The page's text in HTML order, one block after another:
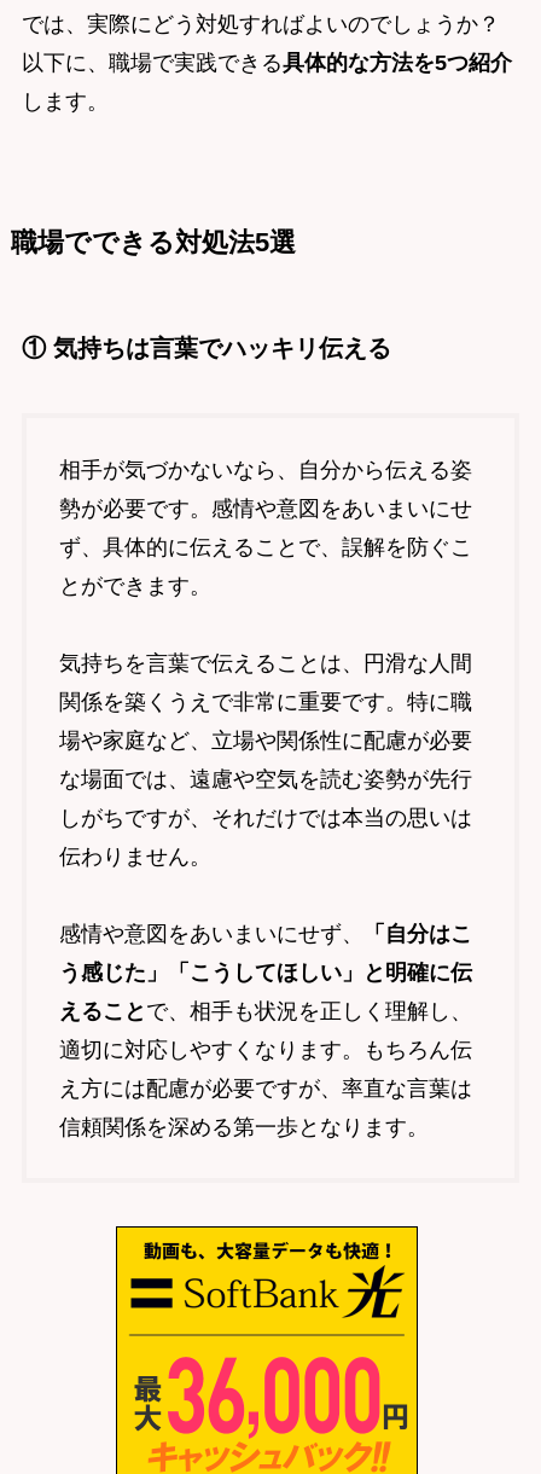
では、実際にどう対処すればよいのでしょうか？
以下に、職場で実践できる具体的な方法を5つ紹介
します。
職場でできる対処法5選
① 気持ちは言葉でハッキリ伝える
相手が気づかないなら、自分から伝える姿
勢が必要です。感情や意図をあいまいにせ
ず、具体的に伝えることで、誤解を防ぐこ
とができます。
気持ちを言葉で伝えることは、円滑な人間
関係を築くうえで非常に重要です。特に職
場や家庭など、立場や関係性に配慮が必要
な場面では、遠慮や空気を読む姿勢が先行
しがちですが、それだけでは本当の思いは
伝わりません。
感情や意図をあいまいにせず、
「自分はこ
う感じた」「こうしてほしい」と明確に伝
えること で、相手も状況を正しく理解し、
適切に対応しやすくなります。もちろん伝
え方には配慮が必要ですが、率直な言葉は
信頼関係を深める第一歩となります。